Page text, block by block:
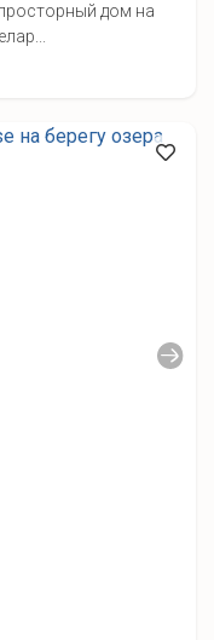
дом на